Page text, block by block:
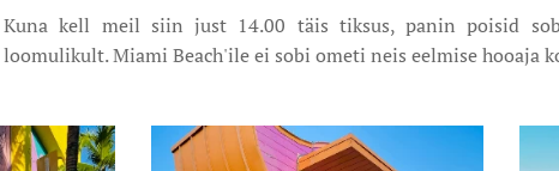
Kuna kell meil siin just 14.00 täis tiksus, panin poisid
loomulikult. Miami Beach'ile ei sobi ometi neis eelmise hooaja